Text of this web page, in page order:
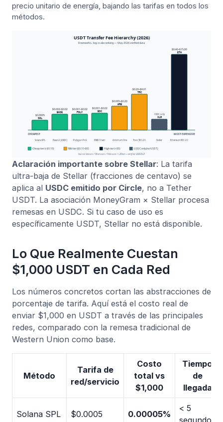
precio unitario de energía, bajando las tarifas en todos los
métodos.
Aclaración importante sobre Stellar: La tarifa
ultra-baja de Stellar (fracciones de centavo) se
aplica al USDC emitido por Circle, no a Tether
USDT. La asociación MoneyGram × Stellar procesa
remesas en USDC. Si tu caso de uso es
específicamente USDT, Stellar no está disponible.
Lo Que Realmente Cuestan
$1,000 USDT en Cada Red
Los números concretos cortan las abstracciones de
porcentaje de tarifa. Aquí está el costo real de
enviar $1,000 en USDT a través de las principales
redes, comparado con la remesa tradicional de
Western Union como base.
Método
Tarifa de
red/servicio
Costo
total vs
$1,000
Tiempo
de
llegada
Solana SPL $0.0005 0.00005%
< 5
segundos